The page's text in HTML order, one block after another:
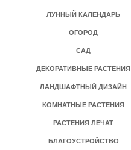
ЛУННЫЙ КАЛЕНДАРЬ
ОГОРОД
САД
ДЕКОРАТИВНЫЕ РАСТЕНИЯ
ЛАНДШАФТНЫЙ ДИЗАЙН
КОМНАТНЫЕ РАСТЕНИЯ
РАСТЕНИЯ ЛЕЧАТ
БЛАГОУСТРОЙСТВО